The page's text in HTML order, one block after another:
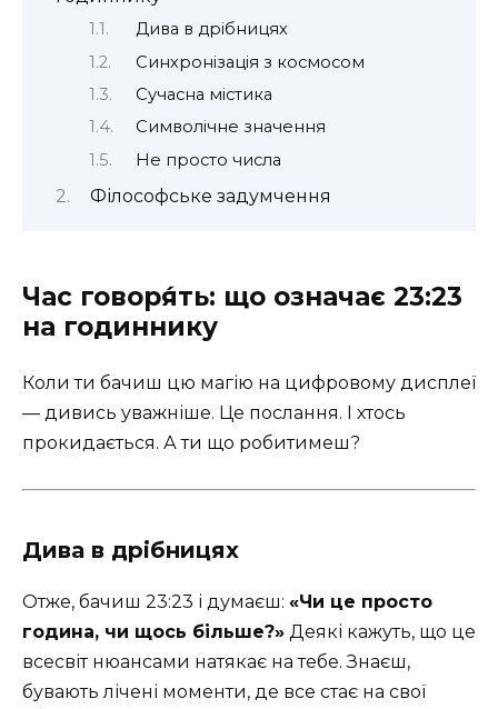
Дива в дрібницях
Синхронізація з космосом
Сучасна містика
Символічне значення
Не просто числа
Філософське задумчення
Час говоря́ть: що означає 23:23
на годиннику
Коли ти бачиш цю магію на цифровому дисплеї
— дивись уважніше. Це послання. І хтось
прокидається. А ти що робитимеш?
Дива в дрібницях
Отже, бачиш 23:23 і думаєш: «Чи це просто
година, чи щось більше?» Деякі кажуть, що це
всесвіт нюансами натякає на тебе. Знаєш,
бувають лічені моменти, де все стає на свої